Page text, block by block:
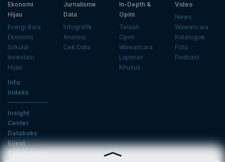
Ekonomi
Hijau
Energi Baru
Ekonomi
Sirkular
Investasi
Hijau
Jurnalisme
Data
Infografik
Analisis
Cek Data
In-Depth &
Opini
Telaah
Opini
Wawancara
Laporan
Khusus
Video
News
Wawancara
Katalogue
Foto
Podcast
Info
Indeks
Insight
Center
Databoks
Event
KatadataOto